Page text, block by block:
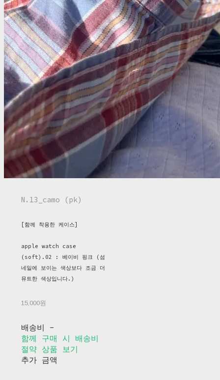
N.13_camo (pk)
[함께 착용한 케이스]
apple watch case
(soft).02 : 베이비 핑크 (섬
네일에 보이는 색상보다 조금 더
뮤트한 색상입니다.)
15,000원
배송비 -
함께 구매 시 배송비
절약 상품 보기
추가 금액